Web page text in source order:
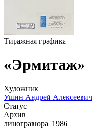
Тиражная графика
«Эрмитаж»
Художник
Ушин Андрей Алексеевич
Статус
Архив
линогравюра, 1986